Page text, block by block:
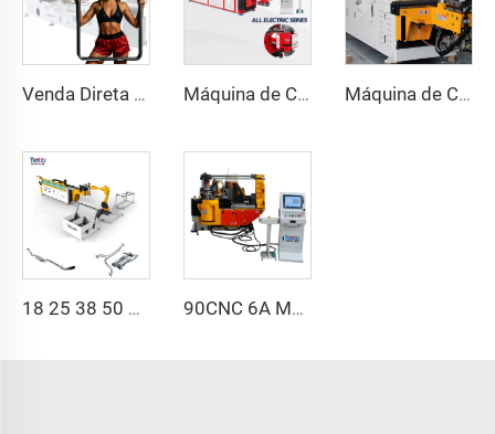
Venda Direta de Fábrica Dobra de Cabeça Dupla Automática Hidráulica Dobra de Tubo em Aço Carbono Máquina de Dobrar Tubos e Tubos Máquina de Curvar Tubos de Série CNC Automática Totalmente Elétrica Rotativa Bidirecional para Tubos de Aço e Metal Máquina de Curvatura de Tubos CNC Automática com Braços Duplos Sistema de Conformação Bidirecional Simultânea para Canos de Escapamento e Corrimãos
18 25 38 50 CNC 4A 2S Máquina de Curvir Tubos Automática e Máquinas de Curvir Tubos de Aço Preço com Empurrão 1 Polegada 2 Polegadas 3 Polegadas Linha 90CNC 6A MS Máquina de Curvar Tubos CNC Ferro Tubulação Quadrada com Motor para Alumínio e Aço Inoxidável Tubos de Cobre